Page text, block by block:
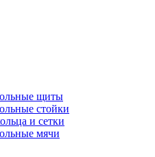
щиты
стойки
и сетки
мячи